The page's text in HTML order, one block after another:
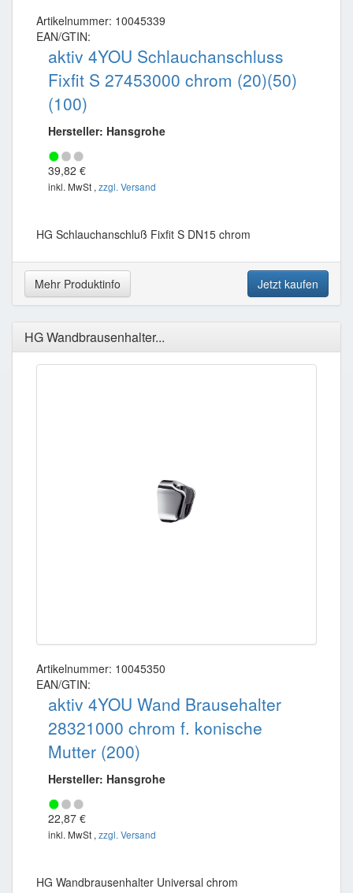
Artikelnummer: 10045339
EAN/GTIN:
aktiv 4YOU Schlauchanschluss
Fixfit S 27453000 chrom (20)(50)
(100)
Hersteller: Hansgrohe
39,82 €
inkl. MwSt , zzgl. Versand
HG Schlauchanschluß Fixfit S DN15 chrom
Mehr Produktinfo Jetzt kaufen
HG Wandbrausenhalter...
Artikelnummer: 10045350
EAN/GTIN:
aktiv 4YOU Wand Brausehalter
28321000 chrom f. konische
Mutter (200)
Hersteller: Hansgrohe
22,87 €
inkl. MwSt , zzgl. Versand
HG Wandbrausenhalter Universal chrom